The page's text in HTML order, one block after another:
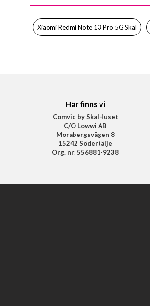
Egenskaper
Färg
Material
Xiaomi Redmi Note 13 Pro 5G Skal
Här finns vi
Comviq by SkalHuset
C/O Lowwi AB
Morabergsvägen 8
15242 Södertälje
Org. nr: 556881-9238